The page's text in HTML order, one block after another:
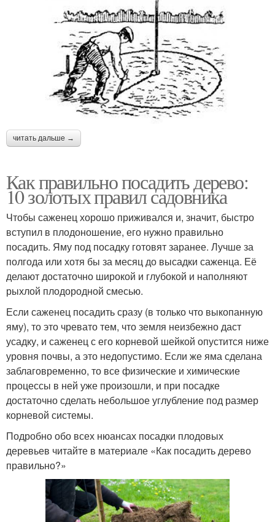
читать дальше →
Как правильно посадить дерево:
10 золотых правил садовника
Чтобы саженец хорошо приживался и, значит, быстро
вступил в плодоношение, его нужно правильно
посадить. Яму под посадку готовят заранее. Лучше за
полгода или хотя бы за месяц до высадки саженца. Её
делают достаточно широкой и глубокой и наполняют
рыхлой плодородной смесью.
Если саженец посадить сразу (в только что выкопанную
яму), то это чревато тем, что земля неизбежно даст
усадку, и саженец с его корневой шейкой опустится ниже
уровня почвы, а это недопустимо. Если же яма сделана
заблаговременно, то все физические и химические
процессы в ней уже произошли, и при посадке
достаточно сделать небольшое углубление под размер
корневой системы.
Подробно обо всех нюансах посадки плодовых
деревьев читайте в материале «Как посадить дерево
правильно?»